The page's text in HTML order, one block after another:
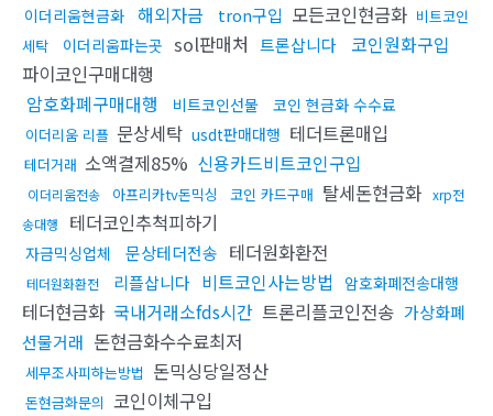
이더리움현금화 해외자금 tron구입 모든코인현금화 비트코인
세탁
이더리움파는곳 sol판매처 트론삽니다
코인원화구입
파이코인구매대행
암호화폐구매대행
비트코인선물 코인 현금화 수수료
이더리움 리플 문상세탁 usdt판매대행 테더트론매입
테더거래 소액결제85% 신용카드비트코인구입
이더리움전송 아프리카tv돈믹싱 코인 카드구매 탈세돈현금화 xrp전
송대행
테더코인추척피하기
자금믹싱업체 문상테더전송 테더원화환전
테더원화환전 리플삽니다 비트코인사는방법 암호화폐전송대행
테더현금화 국내거래소fds시간 트론리플코인전송 가상화폐
선물거래 돈현금화수수료최저
세무조사피하는방법 돈믹싱당일정산
돈현금화문의 코인이체구입